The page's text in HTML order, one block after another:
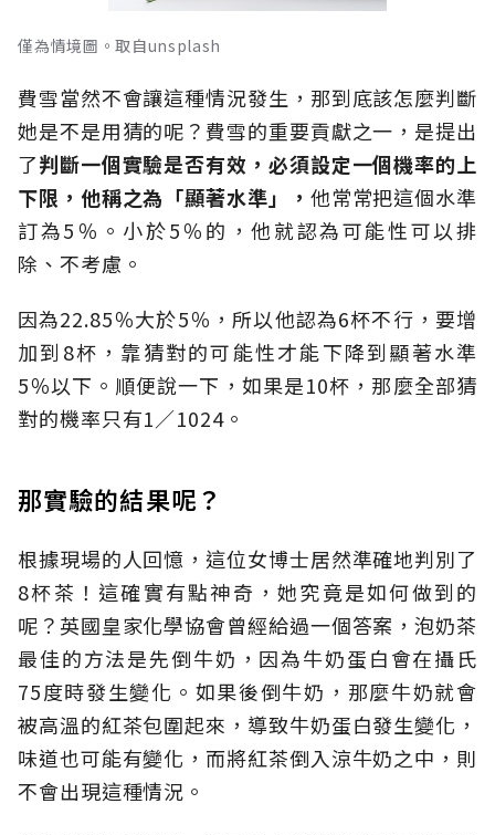
僅為情境圖。取自unsplash
費雪當然不會讓這種情況發生，那到底該怎麼判斷
她是不是用猜的呢？費雪的重要貢獻之一，是提出
了判斷一個實驗是否有效，必須設定一個機率的上
下限，他稱之為「顯著水準」， 他常常把這個水準
訂為5％。小於5％的，他就認為可能性可以排
除、不考慮。
因為22.85％大於5％，所以他認為6杯不行，要增
加到8杯，靠猜對的可能性才能下降到顯著水準
5％以下。順便說一下，如果是10杯，那麼全部猜
對的機率只有1／1024。
那實驗的結果呢？
根據現場的人回憶，這位女博士居然準確地判別了
8杯茶！這確實有點神奇，她究竟是如何做到的
呢？英國皇家化學協會曾經給過一個答案，泡奶茶
最佳的方法是先倒牛奶，因為牛奶蛋白會在攝氏
75度時發生變化。如果後倒牛奶，那麼牛奶就會
被高溫的紅茶包圍起來，導致牛奶蛋白發生變化，
味道也可能有變化，而將紅茶倒入涼牛奶之中，則
不會出現這種情況。